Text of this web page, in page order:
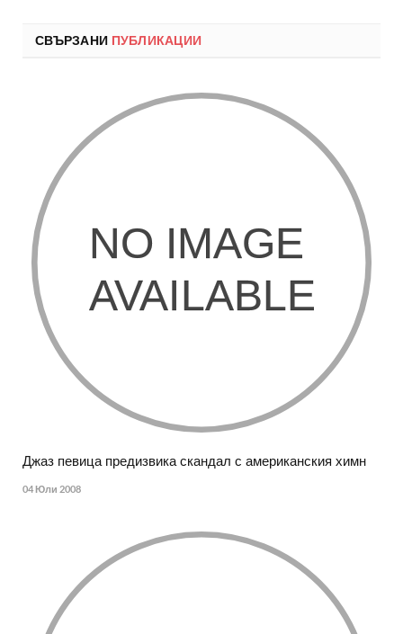
СВЪРЗАНИ ПУБЛИКАЦИИ
Джаз певица предизвика скандал с американския химн
04 Юли 2008